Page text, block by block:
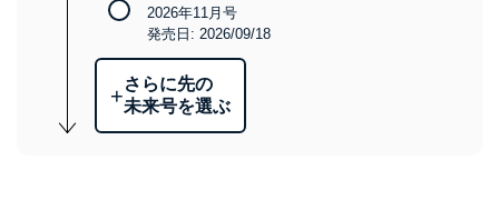
2026年11月号
発売日: 2026/09/18
+さらに先の
未来号を選ぶ